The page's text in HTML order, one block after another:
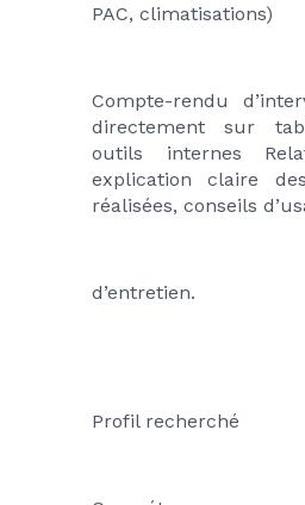
PAC, climatisations)
Compte-rendu
directement sur
outils internes
explication claire
réalisées, conseils
d’entretien.
Profil recherché